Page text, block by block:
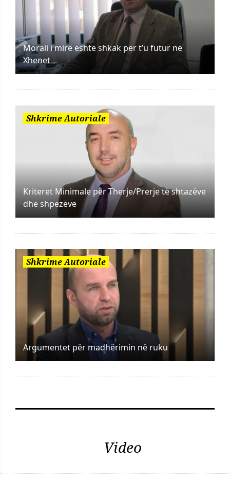
Morali i mirë është shkak për t’u futur në
Xhenet
Shkrime Autoriale
Kriteret Minimale për Therje/Prerje të shtazëve
dhe shpezëve
Shkrime Autoriale
Argumentet për madhërimin në ruku
Video